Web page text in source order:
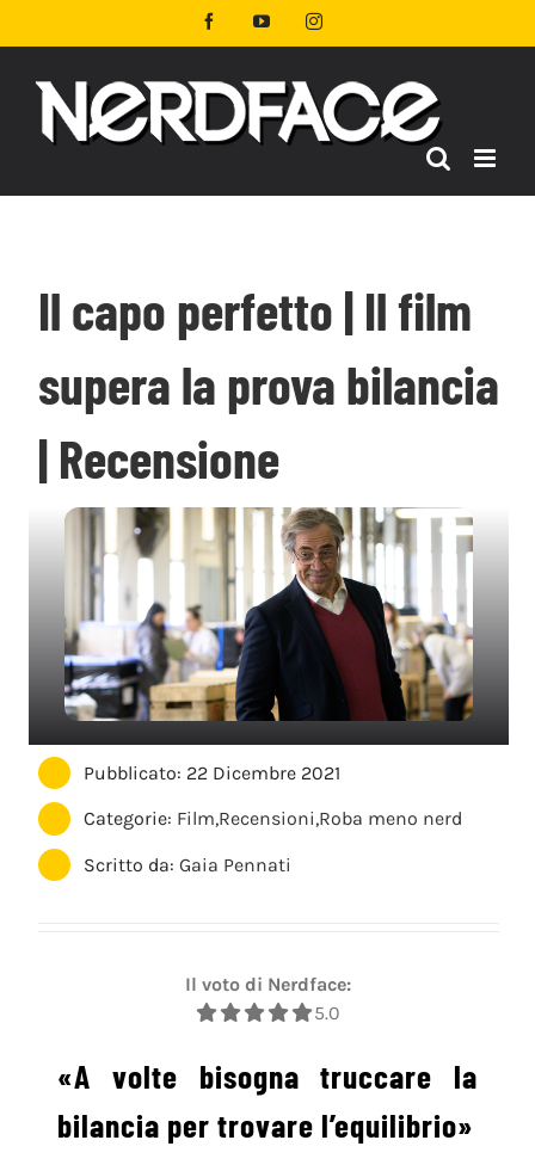
al
FacebookYouTubeInstagram
Il capo perfetto | Il film
supera la prova bilancia
| Recensione
Pubblicato: 22 Dicembre 2021
Categorie: Film,Recensioni,Roba meno nerd
Scritto da:Gaia Pennati
Il voto di Nerdface:
5.0
«A volte bisogna truccare la
bilancia per trovare l’equilibrio»